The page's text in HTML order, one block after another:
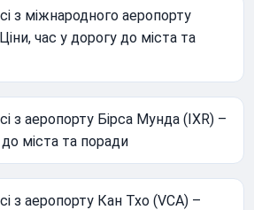
з міжнародного аеропорту
час у дорогу до міста та
з аеропорту Бірса Мунда (IXR) –
міста та поради
з аеропорту Кан Тхо (VCA) –